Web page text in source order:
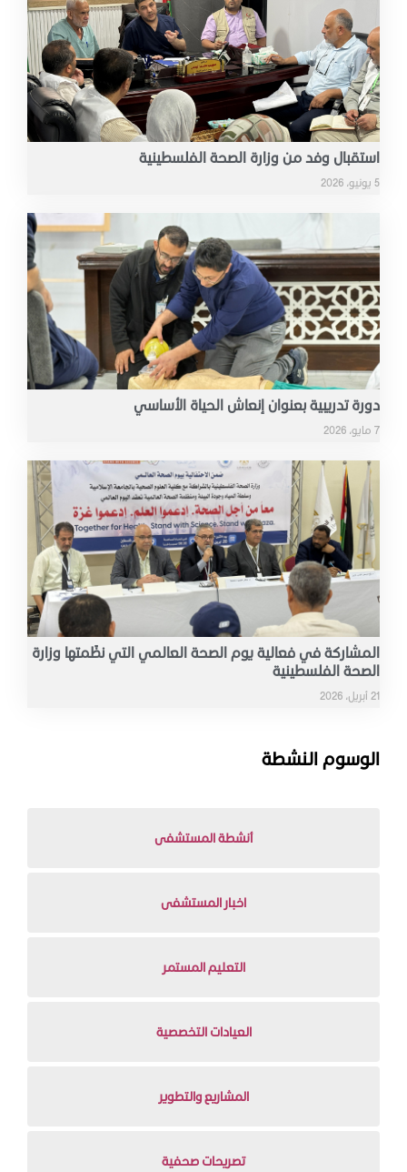
استقبال وفد من وزارة الصحة الفلسطينية
5 يونيو، 2026
دورة تدريبية بعنوان إنعاش الحياة الأساسي
7 مايو، 2026
المشاركة في فعالية يوم الصحة العالمي التي نظّمتها وزارة
الصحة الفلسطينية
21 أبريل، 2026
الوسوم النشطة
أنشطة المستشفى
اخبار المستشفى
التعليم المستمر
العيادات التخصصية
المشاريع والتطوير
تصريحات صحفية